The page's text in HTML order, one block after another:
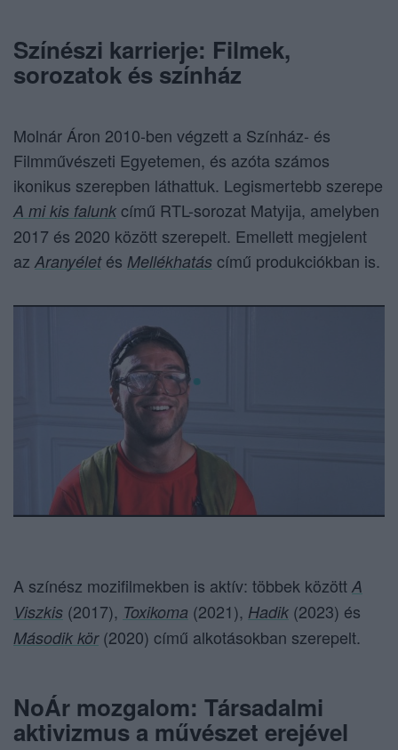
Színészi karrierje: Filmek,
sorozatok és színház
Molnár Áron 2010-ben végzett a Színház- és
Filmművészeti Egyetemen, és azóta számos
ikonikus szerepben láthattuk. Legismertebb szerepe
A mi kis falunk című RTL-sorozat Matyija, amelyben
2017 és 2020 között szerepelt. Emellett megjelent
az Aranyélet és Mellékhatás című produkciókban is.
A színész mozifilmekben is aktív: többek között A
Viszkis (2017), Toxikoma (2021), Hadik (2023) és
Második kör(2020) című alkotásokban szerepelt.
NoÁr mozgalom: Társadalmi
aktivizmus a művészet erejével